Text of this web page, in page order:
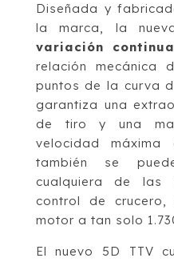
Diseñada y
la marca, la
variación
relación mecánica
puntos de la curva
garantiza una
de tiro y una
velocidad
también se
cualquiera de las
control de
motor a tan solo
El nuevo 5D TTV